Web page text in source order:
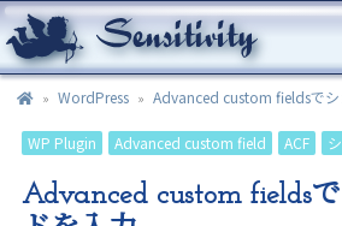
WordPress Advanced custom fieldsで
WP Plugin Advanced custom field ACF
Advanced custom fields